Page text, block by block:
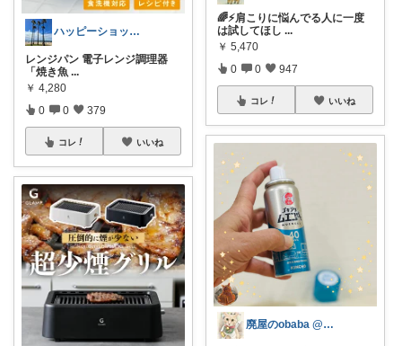
ハッピーショッパー77
レンジパン 電子レンジ調理器
「焼き魚 ...
￥ 4,280
0 0 379
コレ いいね
🌈⚡️肩こりに悩んでる人に一度
は試してほし ...
￥ 5,470
0 0 947
コレ いいね
廃屋のobaba @ 感謝🙏ほぼ朝コレ